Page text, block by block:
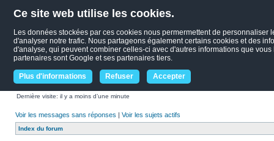
Ce site web utilise les cookies.
Les données stockées par ces cookies nous permermettent de
d'analyser notre trafic. Nous partageons également certains cookies et des
d'analyse, qui peuvent combiner celles-ci avec d'autres informations que
partenaires sont Google et ses partenaires tiers.
Plus d'informations Refuser Accepter
Dernière visite: il y a moins d’une minute
Voir les messages sans réponses | Voir les sujets actifs
Index du forum